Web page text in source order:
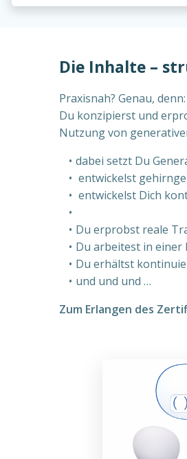
Die Inhalte –
Praxisnah? Genau, denn:
Du konzipierst und
Nutzung von
dabei setzt Du
entwickelst
entwickelst Dich
Du erprobst reale
Du arbeitest in einer
Du erhältst
und und und …
Zum Erlangen des